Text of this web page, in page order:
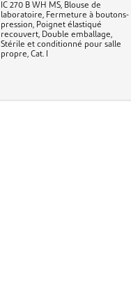
IC 270 B WH MS, Blouse de
laboratoire, Fermeture à boutons-
pression, Poignet élastiqué
recouvert, Double emballage,
Stérile et conditionné pour salle
propre, Cat. I